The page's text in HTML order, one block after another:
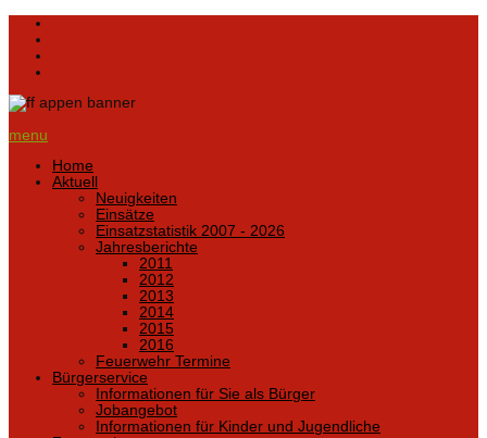
menu
Home
Aktuell
Neuigkeiten
Einsätze
Einsatzstatistik 2007 - 2026
Jahresberichte
2011
2012
2013
2014
2015
2016
Feuerwehr Termine
Bürgerservice
Informationen für Sie als Bürger
Jobangebot
Informationen für Kinder und Jugendliche